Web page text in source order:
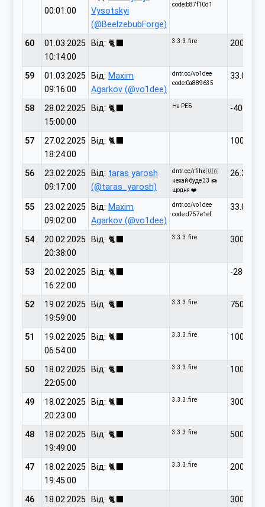
00:01:00
Vysotskyi
(@BeelzebubForge)
code:b87f10d1
60
01.03.2025
10:14:00
Від: 🐈‍⬛ 3.3.3.fire 200.00
59
01.03.2025
09:16:00
Від: Maxim
Agarkov (@vo1dee)
dntr.cc/vo1dee
code:0a889635
33.00
58
28.02.2025
15:00:00
Від: 🐈‍⬛ На РЕБ -4000.00
57
27.02.2025
18:24:00
Від: 🐈‍⬛ 1000.00
56
23.02.2025
09:17:00
Від: taras yarosh
(@taras_yarosh)
dntr.cc/rfihx 🇺🇦
нехай буде 33 🍩
щодня ❤️
26.34
55
23.02.2025
09:02:00
Від: Maxim
Agarkov (@vo1dee)
dntr.cc/vo1dee
code:d757e1ef
33.00
54
20.02.2025
20:38:00
Від: 🐈‍⬛ 3.3.3.fire 300.00
53
20.02.2025
16:22:00
Від: 🐈‍⬛ -2800.00
52
19.02.2025
19:59:00
Від: 🐈‍⬛ 3.3.3.fire 750.00
51
19.02.2025
06:54:00
Від: 🐈‍⬛ 3.3.3.fire 100.00
50
18.02.2025
22:05:00
Від: 🐈‍⬛ 3.3.3.fire 100.00
49
18.02.2025
20:23:00
Від: 🐈‍⬛ 3.3.3.fire 300.00
48
18.02.2025
19:49:00
Від: 🐈‍⬛ 3.3.3.fire 500.00
47
18.02.2025
19:45:00
Від: 🐈‍⬛ 3.3.3.fire 2000.00
46
18.02.2025
Від: 🐈‍⬛ 300.00